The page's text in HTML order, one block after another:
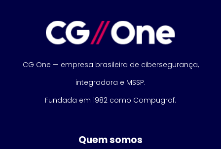
CG One — empresa brasileira de cibersegurança,
integradora e MSSP.
Fundada em 1982 como Compugraf.
Quem somos